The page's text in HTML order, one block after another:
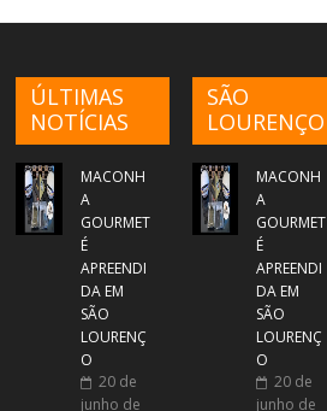
ÚLTIMAS
NOTÍCIAS
MACONH
A
GOURMET
É
APREENDI
DA EM
SÃO
LOURENÇ
O
20 de
junho de
SÃO
LOURENÇO
MACONH
A
GOURMET
É
APREENDI
DA EM
SÃO
LOURENÇ
O
20 de
junho de